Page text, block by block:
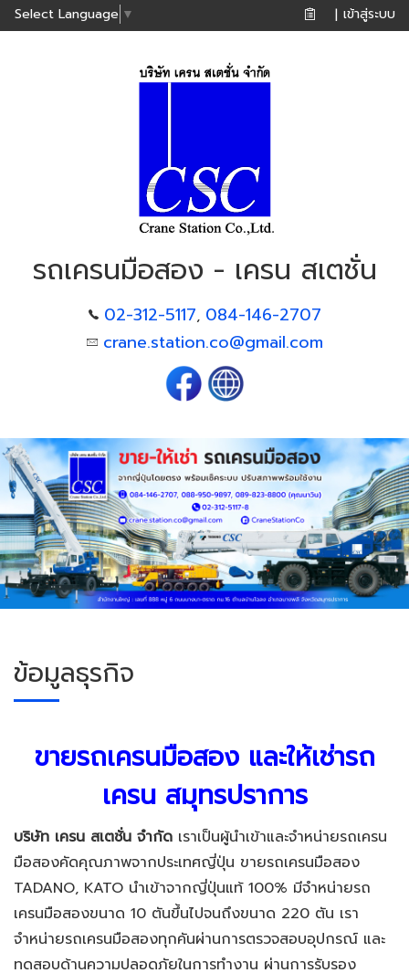
Select Language ▼ | เข้าสู่ระบบ
รถเครนมือสอง - เครน สเตชั่น
02-312-5117, 084-146-2707
crane.station.co@gmail.com
ข้อมูลธุรกิจ
ขายรถเครนมือสอง และให้เช่ารถ
เครนสมุทรปราการ
บริษัท เครน สเตชั่น จำกัด เราเป็นผู้นำเข้าและจำหน่ายรถเครน
มือสองคัดคุณภาพจากประเทศญี่ปุ่น ขายรถเครนมือสอง
TADANO, KATO นำเข้าจากญี่ปุ่นแท้ 100% มีจำหน่ายรถ
เครนมือสองขนาด 10 ตันขึ้นไปจนถึงขนาด 220 ตัน เรา
จำหน่ายรถเครนมือสองทุกคันผ่านการตรวจสอบอุปกรณ์ และ
ทดสอบด้านความปลอดภัยในการทำงาน ผ่านการรับรอง